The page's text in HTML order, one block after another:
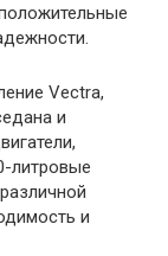
Vectra,
и
литровые
и